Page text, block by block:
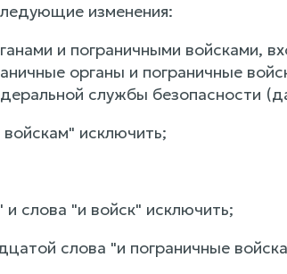
изменения:
и пограничными войсками,
органы и пограничные
службы безопасности
исключить;
слова "и войск" исключить;
слова "и пограничные